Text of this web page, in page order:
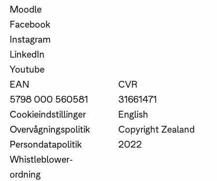
Moodle
Facebook
Instagram
LinkedIn
Youtube
EAN
5798 000 560581
CVR
31661471
Cookieindstillinger
Overvågningspolitik
Persondatapolitik
Whistleblower-
ordning
English
Copyright Zealand
2022